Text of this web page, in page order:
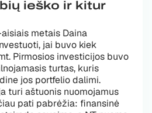
ieško ir kitur
metais Daina
jai buvo kiek
Pirmosios investicijos buvo
turtas, kuris
jos portfelio dalimi.
turi aštuonis nuomojamus
pati pabrėžia: finansinė